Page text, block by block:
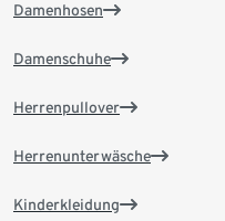
Damenhosen
Damenschuhe
Herrenpullover
Herrenunterwäsche
Kinderkleidung